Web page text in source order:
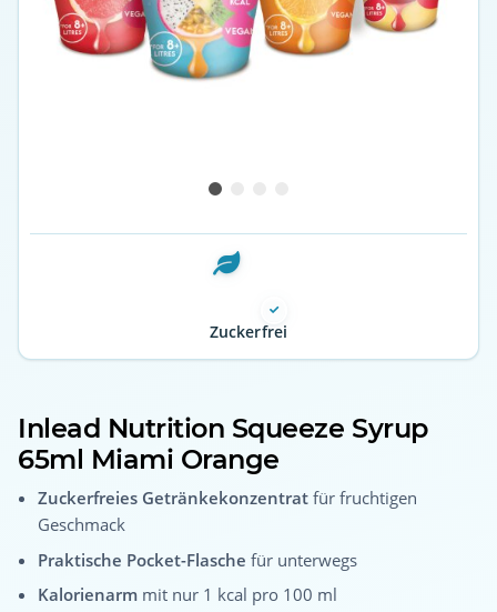
Zuckerfrei
Inlead Nutrition Squeeze Syrup
65ml Miami Orange
Zuckerfreies Getränkekonzentrat für fruchtigen
Geschmack
Praktische Pocket-Flasche für unterwegs
Kalorienarm mit nur 1 kcal pro 100 ml